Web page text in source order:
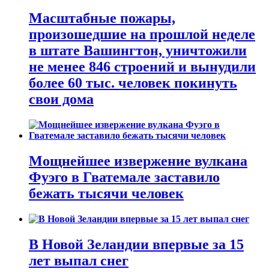
Масштабные пожары,
произошедшие на прошлой неделе
в штате Вашингтон, уничтожили
не менее 846 строений и вынудили
более 60 тыс. человек покинуть
свои дома
Мощнейшее извержение вулкана
Фуэго в Гватемале заставило
бежать тысячи человек
В Новой Зеландии впервые за 15
лет выпал снег